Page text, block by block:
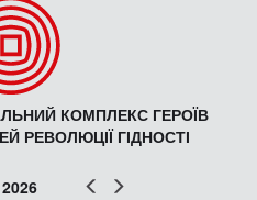
КОМПЛЕКС ГЕРОЇВ
РЕВОЛЮЦІЇ ГІДНОСТІ
Попер